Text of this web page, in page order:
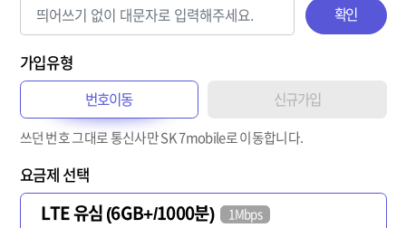
확인
가입유형
번호이동 신규가입
쓰던 번호 그대로 통신사만 SK 7mobile로 이동합니다.
요금제 선택
LTE 유심 (6GB+/1000분)
1Mbps